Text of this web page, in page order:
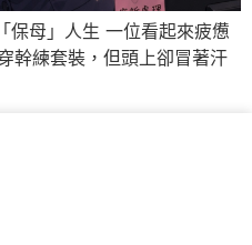
保母」人生 一位看起來疲憊
幹練套裝，但頭上卻冒著汗